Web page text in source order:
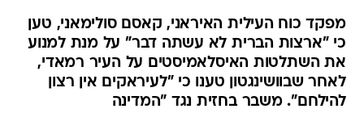
מפקד כוח העילית האיראני, קאסם סולימאני, טען
כי "ארצות הברית לא עשתה דבר" על מנת למנוע
את השתלטות האיסלאמיסטים על העיר רמאדי,
לאחר שבוושינגטון טענו כי "לעיראקים אין רצון
להילחם". משבר בחזית נגד "המדינה